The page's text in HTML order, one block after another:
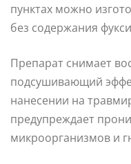
пунктах можно
без содержания
Препарат снимает
подсушивающий
нанесении на
предупреждает
микроорганизмов и